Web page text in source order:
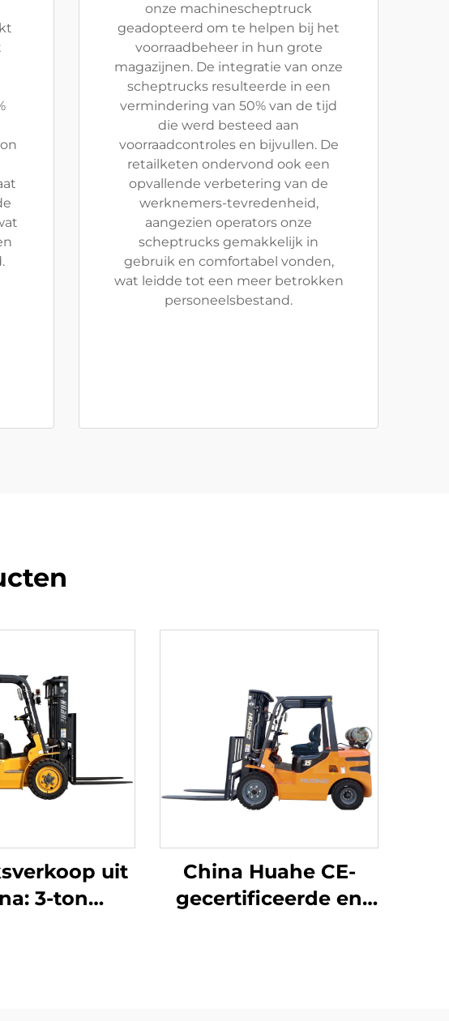
onze machinescheptruck
geadopteerd om te helpen bij het
voorraadbeheer in hun grote
magazijnen. De integratie van onze
scheptrucks resulteerde in een
vermindering van 50% van de tijd
die werd besteed aan
voorraadcontroles en bijvullen. De
retailketen ondervond ook een
opvallende verbetering van de
werknemers-tevredenheid,
aangezien operators onze
scheptrucks gemakkelijk in
gebruik en comfortabel vonden,
wat leidde tot een meer betrokken
personeelsbestand.
uit
3-ton
China Huahe CE-
gecertificeerde en